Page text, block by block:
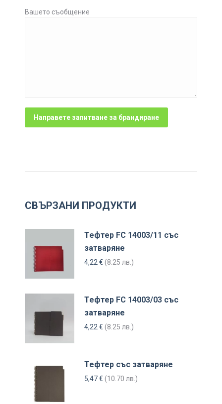
Вашето съобщение
СВЪРЗАНИ ПРОДУКТИ
Тефтер FC 14003/11 със
затваряне
4,22 € (8.25 лв.)
Тефтер FC 14003/03 със
затваряне
4,22 € (8.25 лв.)
Тефтер със затваряне
5,47€ (10.70 лв.)